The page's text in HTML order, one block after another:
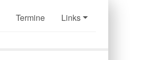
Termine Links